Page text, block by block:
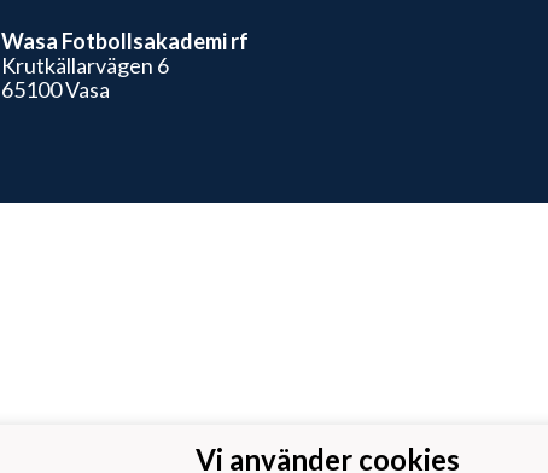
Wasa Fotbollsakademi rf
Krutkällarvägen 6
65100 Vasa
Vi använder cookies